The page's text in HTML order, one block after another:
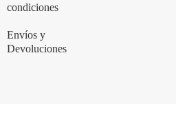
condiciones
Envíos y
Devoluciones